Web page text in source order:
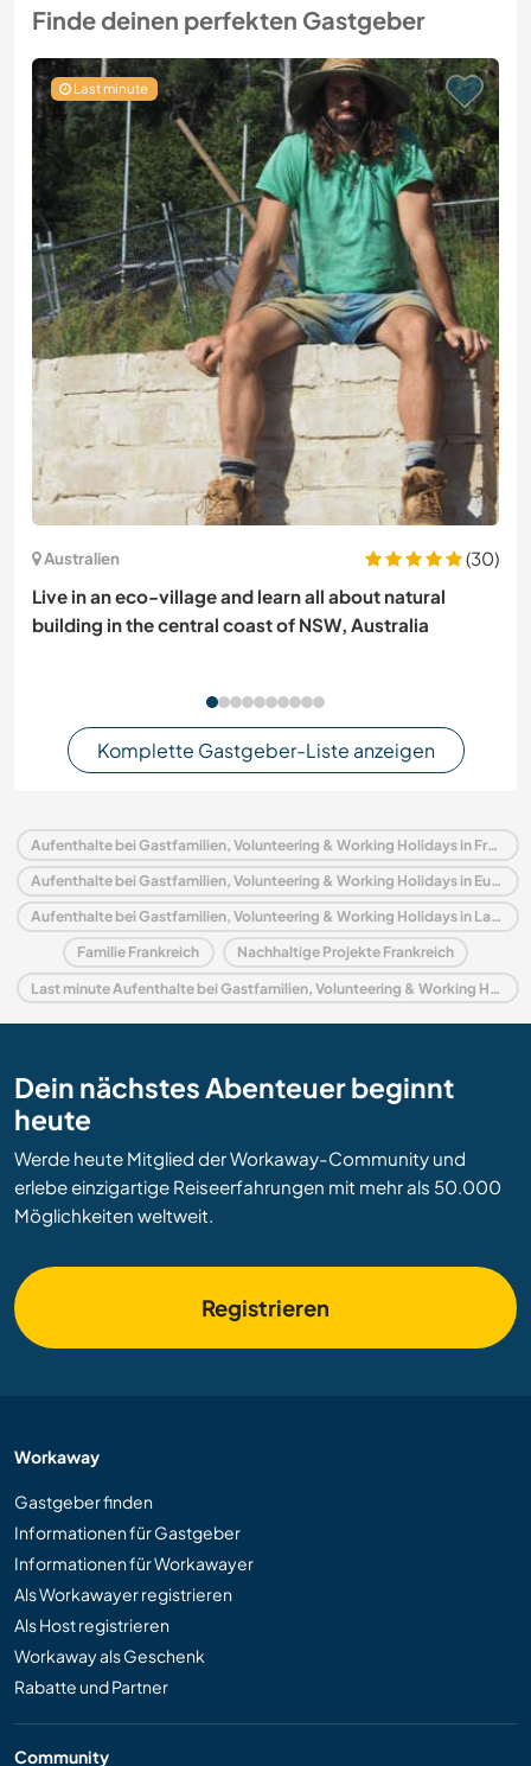
Finde deinen perfekten Gastgeber
Last minute
Australien
(30)
Live in an eco-village and learn all about natural
building in the central coast of NSW, Australia
Komplette Gastgeber-Liste anzeigen
Aufenthalte bei Gastfamilien, Volunteering & Working Holidays in Frankreich
Aufenthalte bei Gastfamilien, Volunteering & Working Holidays in Europa
Aufenthalte bei Gastfamilien, Volunteering & Working Holidays in Languedoc-Roussillon
Familie Frankreich Nachhaltige Projekte Frankreich
Last minute Aufenthalte bei Gastfamilien, Volunteering & Working Holidays in Frankreich
Dein nächstes Abenteuer beginnt
heute
Werde heute Mitglied der Workaway-Community und
erlebe einzigartige Reiseerfahrungen mit mehr als 50.000
Möglichkeiten weltweit.
Registrieren
Workaway
Gastgeber finden
Informationen für Gastgeber
Informationen für Workawayer
Als Workawayer registrieren
Als Host registrieren
Workaway als Geschenk
Rabatte und Partner
Community